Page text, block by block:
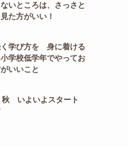
いところは、さっさと
た方がいい！
学び方を 身に着ける
学校低学年でやってお
いいこと
いよいよスタート